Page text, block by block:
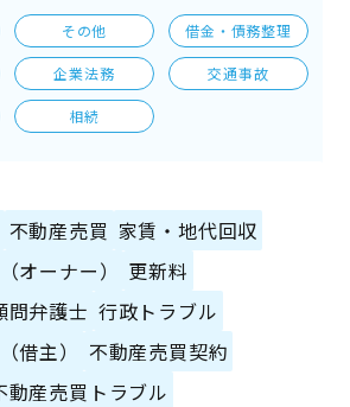
その他 借金・債務整理
企業法務 交通事故
相続
不動産売買 家賃・地代回収
オーナー）
更新料
問弁護士 行政トラブル
借主）
不動産売買契約
動産売買トラブル